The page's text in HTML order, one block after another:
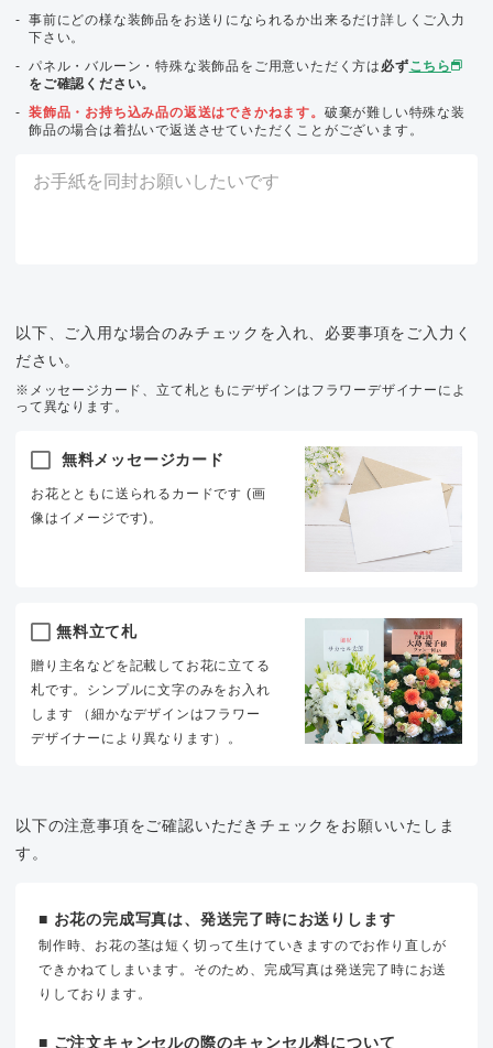
事前にどの様な装飾品をお送りになられるか出来るだけ詳しくご入力
下さい。
パネル・バルーン・特殊な装飾品をご用意いただく方は 必ずこちら
をご確認ください。
装飾品・お持ち込み品の返送はできかねます。 破棄が難しい特殊な装
飾品の場合は着払いで返送させていただくことがございます。
以下、ご入用な場合のみチェックを入れ、必要事項をご入力く
ださい。
※メッセージカード、立て札ともにデザインはフラワーデザイナーによ
って異なります。
無料メッセージカード
お花とともに送られるカードです (画
像はイメージです)。
無料立て札
贈り主名などを記載してお花に立てる
札です。シンプルに文字のみをお入れ
します （細かなデザインはフラワー
デザイナーにより異なります）。
以下の注意事項をご確認いただきチェックをお願いいたしま
す。
■ お花の完成写真は、発送完了時にお送りします
制作時、お花の茎は短く切って生けていきますのでお作り直しが
できかねてしまいます。そのため、完成写真は発送完了時にお送
りしております。
■ ご注文キャンセルの際のキャンセル料について